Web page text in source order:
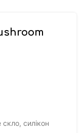
скло, силікон